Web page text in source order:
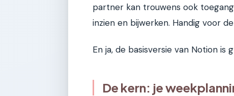
partner kan trouwens ook
inzien en bijwerken. Handig voor
En ja, de basisversie van Notion is
De kern: je